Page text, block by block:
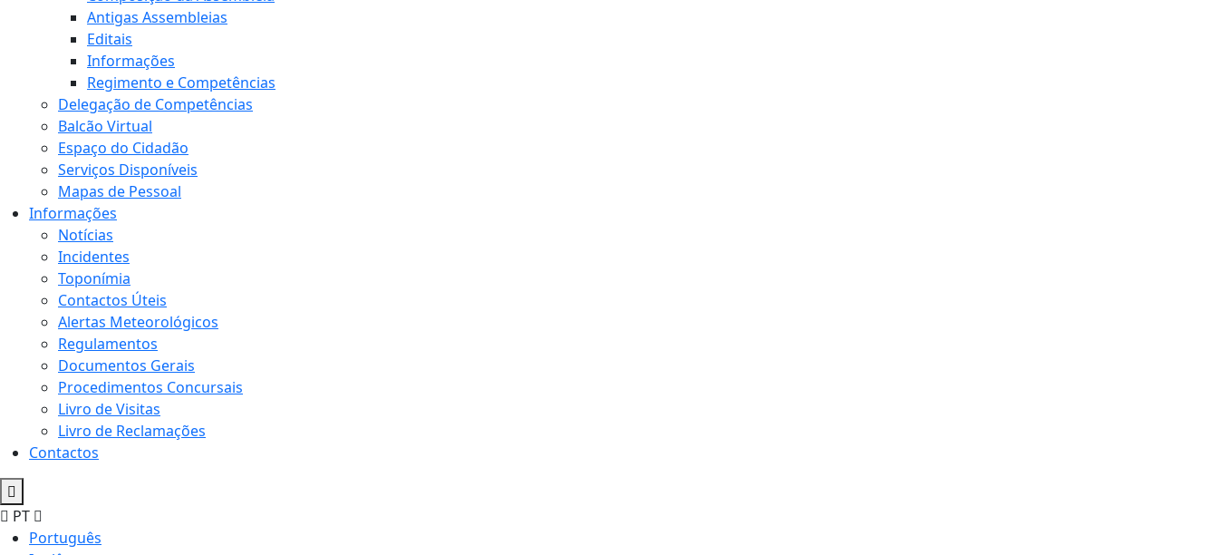
Antigas Assembleias
Editais
Informações
Regimento e Competências
Delegação de Competências
Balcão Virtual
Espaço do Cidadão
Serviços Disponíveis
Mapas de Pessoal
Informações
Notícias
Incidentes
Toponímia
Contactos Úteis
Alertas Meteorológicos
Regulamentos
Documentos Gerais
Procedimentos Concursais
Livro de Visitas
Livro de Reclamações
Contactos
PT
Português